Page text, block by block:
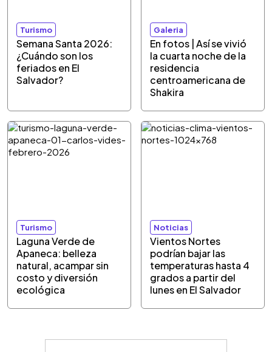
Turismo
Semana Santa 2026:
¿Cuándo son los
feriados en El
Salvador?
Galeria
En fotos | Así se vivió
la cuarta noche de la
residencia
centroamericana de
Shakira
Turismo
Laguna Verde de
Apaneca: belleza
natural, acampar sin
costo y diversión
ecológica
Noticias
Vientos Nortes
podrían bajar las
temperaturas hasta 4
grados a partir del
lunes en El Salvador